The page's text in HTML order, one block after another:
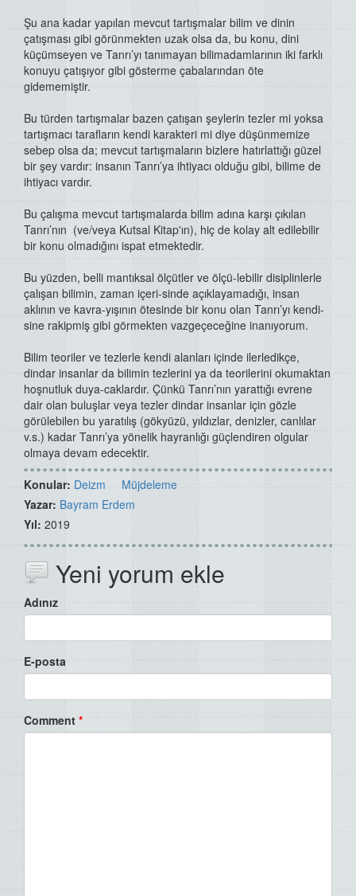
Şu ana kadar yapılan mevcut tartışmalar bilim ve dinin
çatışması gibi görünmekten uzak olsa da, bu konu, dini
küçümseyen ve Tanrı’yı tanımayan bilimadamlarının iki farklı
konuyu çatışıyor gibi gösterme çabalarından öte
gidememiştir.
Bu türden tartışmalar bazen çatışan şeylerin tezler mi yoksa
tartışmacı tarafların kendi karakteri mi diye düşünmemize
sebep olsa da; mevcut tartışmaların bizlere hatırlattığı güzel
bir şey vardır: insanın Tanrı’ya ihtiyacı olduğu gibi, bilime de
ihtiyacı vardır.
Bu çalışma mevcut tartışmalarda bilim adına karşı çıkılan
Tanrı’nın (ve/veya Kutsal Kitap'ın), hiç de kolay alt edilebilir
bir konu olmadığını ispat etmektedir.
Bu yüzden, belli mantıksal ölçütler ve ölçü-lebilir disiplinlerle
çalışan bilimin, zaman içeri-sinde açıklayamadığı, insan
aklının ve kavra-yışının ötesinde bir konu olan Tanrı’yı kendi-
sine rakipmiş gibi görmekten vazgeçeceğine inanıyorum.
Bilim teoriler ve tezlerle kendi alanları içinde ilerledikçe,
dindar insanlar da bilimin tezlerini ya da teorilerini okumaktan
hoşnutluk duya-caklardır. Çünkü Tanrı’nın yarattığı evrene
dair olan buluşlar veya tezler dindar insanlar için gözle
görülebilen bu yaratılış (gökyüzü, yıldızlar, denizler, canlılar
v.s.) kadar Tanrı’ya yönelik hayranlığı güçlendiren olgular
olmaya devam edecektir.
Konular: Deizm
Müjdeleme
Yazar: Bayram Erdem
Yıl: 2019
Yeni yorum ekle
Adınız
E-posta
Comment *